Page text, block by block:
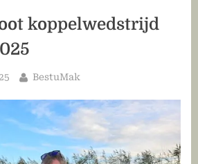
koppelwedstrijd
Door
BestuMak